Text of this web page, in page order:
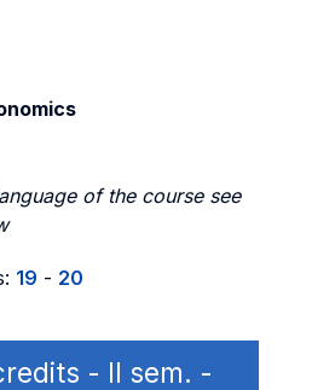
of the course see
19 - 20
- II sem. -